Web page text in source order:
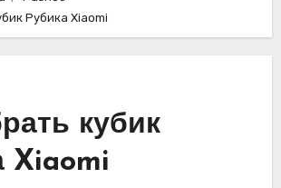
Рубика Xiaomi
кубик
Xiaomi